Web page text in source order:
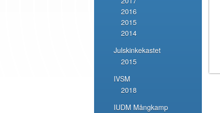
2016
2015
2014
Julskinkekastet
2015
IVSM
2018
IUDM Mångkamp